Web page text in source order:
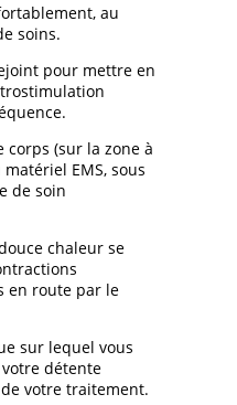
au
soins.
pour mettre en
corps (sur la zone à
EMS, sous
de soin
chaleur se
en route par le
sur lequel vous
détente
votre traitement.